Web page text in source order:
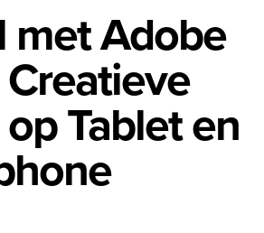
met Adobe
Tablet en